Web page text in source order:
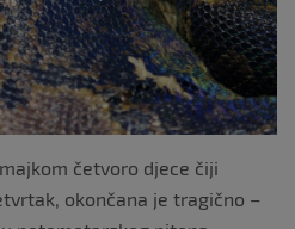
četvoro djece čiji
okončana je tragično –